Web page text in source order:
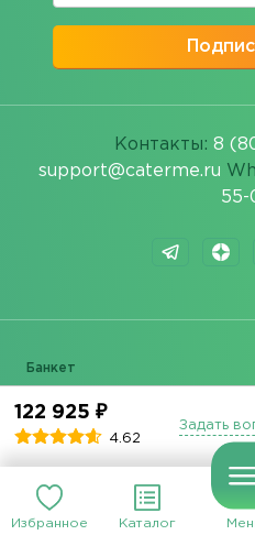
Избранное Каталог
122 925 ₽
4.62
Задать
Контакты: 8
support@caterme.ru
55-
Банкет
Фуршет
Меню